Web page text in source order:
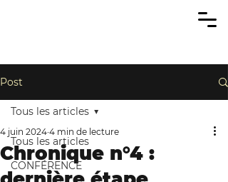
Post
Tous les articles
CONFÉRENCE
Tous les articles
Chronique n°4 :
4 juin 2024 4 min de lecture